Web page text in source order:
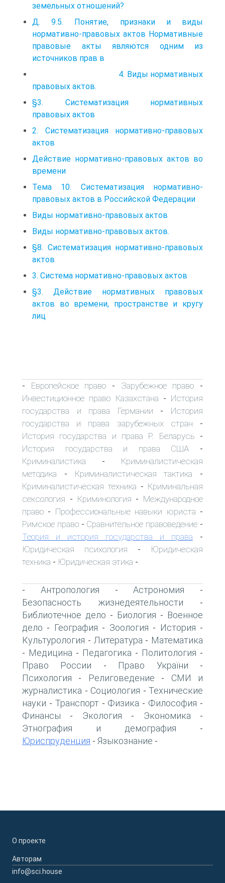
земельных отношений?
Д. 9.5. Понятие, признаки и виды
нормативно-правовых актов Нормативные
правовые акты являются одним из
источников прав в
4. Виды нормативных
правовых актов.
§3. Систематизация нормативных
правовых актов
2. Систематизация нормативно-правовых
актов
Действие нормативно-правовых актов во
времени
Тема 10. Систематизация нормативно-
правовых актов в Российской Федерации
Виды нормативно-правовых актов
Виды нормативно-правовых актов.
§8. Систематизация нормативно-правовых
актов
3. Система нормативно-правовых актов
§3. Действие нормативных правовых
актов во времени, пространстве и кругу
лиц
- Европейское право - Зарубежное право -
Инвестиционное право Казахстана - История
государства и права Германии - История
государства и права зарубежных стран -
История государства и права Р. Беларусь -
История государства и права США -
Криминалистика - Криминалистическая
методика - Криминалистическая тактика -
Криминалистическая техника - Криминальная
сексология - Криминология - Международное
право - Профессиональные навыки юриста -
Римское право- Сравнительное правоведение -
Теория и история государства и права -
Юридическая психология -
Юридическая
техника - Юридическая этика -
- Антропология -Астрономия -
Безопасность жизнедеятельности -
Библиотечное дело - Биология - Военное
дело - География - Зоология - История -
Культурология - Литература - Математика
- Медицина - Педагогика - Политология -
Право России - Право України -
Психология - Религоведение - СМИ и
журналистика - Социология - Технические
науки - Транспорт- Физика - Философия -
Финансы - Экология - Экономика -
Этнография и демография -
Юриспруденция - Языкознание -
О проекте
Авторам
info@sci.house